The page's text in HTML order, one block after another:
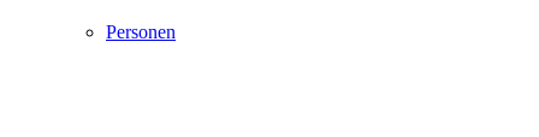
Personen